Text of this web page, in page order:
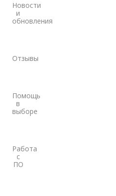
Новости
и
обновления
Отзывы
Помощь
в
выборе
Работа
с
ПО